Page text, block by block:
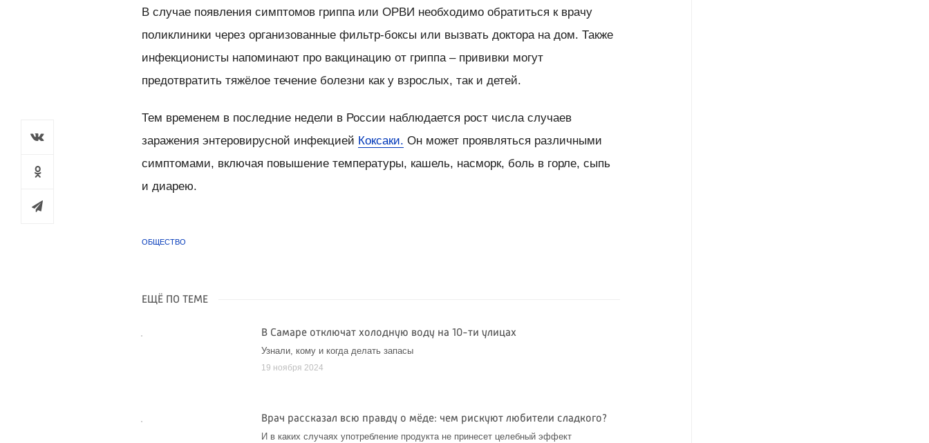
В случае появления симптомов гриппа или ОРВИ необходимо обратиться к врачу
поликлиники через организованные фильтр-боксы или вызвать доктора на дом. Также
инфекционисты напоминают про вакцинацию от гриппа – прививки могут
предотвратить тяжёлое течение болезни как у взрослых, так и детей.
Тем временем в последние недели в России наблюдается рост числа случаев
заражения энтеровирусной инфекцией Коксаки. Он может проявляться различными
симптомами, включая повышение температуры, кашель, насморк, боль в горле, сыпь
и диарею.
ОБЩЕСТВО
ЕЩЁ ПО ТЕМЕ
В Самаре отключат холодную воду на 10-ти улицах
Узнали, кому и когда делать запасы
19 ноября 2024
Врач рассказал всю правду о мёде: чем рискуют любители сладкого?
И в каких случаях употребление продукта не принесет целебный эффект